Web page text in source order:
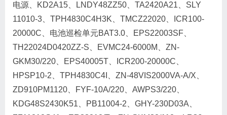
电源、KD2A15、LNDY48ZZ50、TA2420A21、SLY
11010-3、TPH4830C4H3K、TMCZ22020、ICR100-
20000C、电池巡检单元BAT3.0、EPS22003SF、
TH22024D0420ZZ-S、EVMC24-6000M、ZN-
GKM30/220、EPS40005T、ICR200-20000C、
HPSP10-2、TPH4830C4I、ZN-48VIS2000VA-A/X、
ZD910PM1120、FYF-10A/220、AWPS3/220、
KDG48S2430K51、PB11004-2、GHY-230D03A、